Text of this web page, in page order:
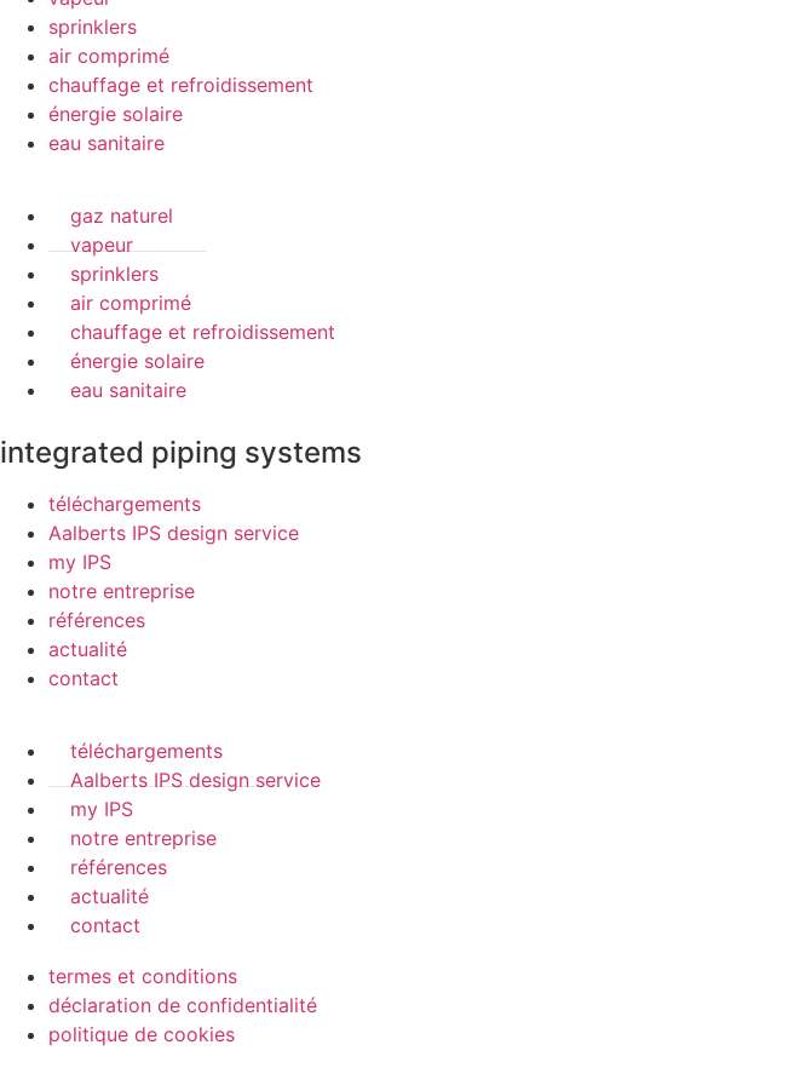
sprinklers
air comprimé
chauffage et refroidissement
énergie solaire
eau sanitaire
gaz naturel
vapeur
sprinklers
air comprimé
chauffage et refroidissement
énergie solaire
eau sanitaire
integrated piping systems
téléchargements
Aalberts IPS design service
my IPS
notre entreprise
références
actualité
contact
téléchargements
Aalberts IPS design service
my IPS
notre entreprise
références
actualité
contact
termes et conditions
déclaration de confidentialité
politique de cookies